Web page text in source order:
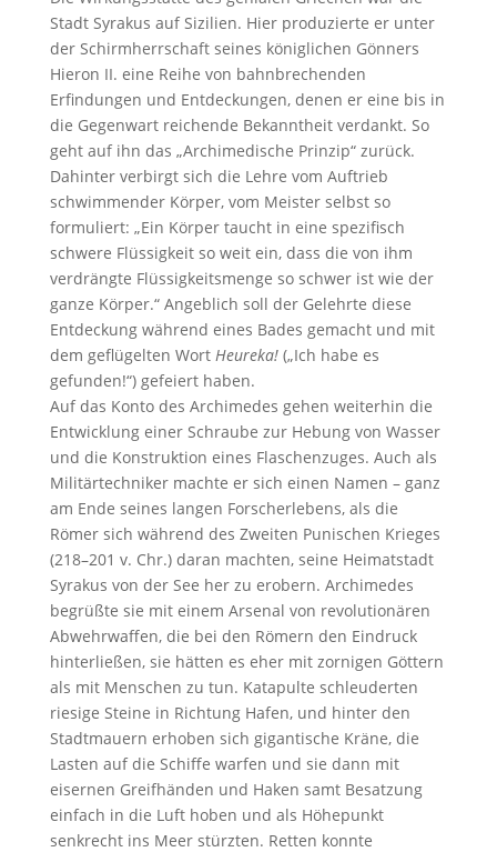
Stadt Syrakus auf Sizilien. Hier produzierte er unter
der Schirmherrschaft seines königlichen Gönners
Hieron II. eine Reihe von bahnbrechenden
Erfindungen und Entdeckungen, denen er eine bis in
die Gegenwart reichende Bekanntheit verdankt. So
geht auf ihn das „Archimedische Prinzip“ zurück.
Dahinter verbirgt sich die Lehre vom Auftrieb
schwimmender Körper, vom Meister selbst so
formuliert: „Ein Körper taucht in eine spezifisch
schwere Flüssigkeit so weit ein, dass die von ihm
verdrängte Flüssigkeitsmenge so schwer ist wie der
ganze Körper.“ Angeblich soll der Gelehrte diese
Entdeckung während eines Bades gemacht und mit
dem geflügelten Wort Heureka! („Ich habe es
gefunden!“) gefeiert haben.
Auf das Konto des Archimedes gehen weiterhin die
Entwicklung einer Schraube zur Hebung von Wasser
und die Konstruktion eines Flaschenzuges. Auch als
Militärtechniker machte er sich einen Namen – ganz
am Ende seines langen Forscherlebens, als die
Römer sich während des Zweiten Punischen Krieges
(218–201 v. Chr.) daran machten, seine Heimatstadt
Syrakus von der See her zu erobern. Archimedes
begrüßte sie mit einem Arsenal von revolutionären
Abwehrwaffen, die bei den Römern den Eindruck
hinterließen, sie hätten es eher mit zornigen Göttern
als mit Menschen zu tun. Katapulte schleuderten
riesige Steine in Richtung Hafen, und hinter den
Stadtmauern erhoben sich gigantische Kräne, die
Lasten auf die Schiffe warfen und sie dann mit
eisernen Greifhänden und Haken samt Besatzung
einfach in die Luft hoben und als Höhepunkt
senkrecht ins Meer stürzten. Retten konnte